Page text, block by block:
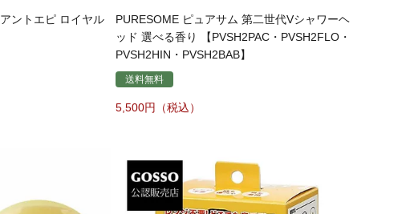
ントエピ ロイヤル
PURESOME ピュアサム 第二世代Vシャワーヘ
ッド 選べる香り 【PVSH2PAC・PVSH2FLO・
PVSH2HIN・PVSH2BAB】
送料無料
5,500